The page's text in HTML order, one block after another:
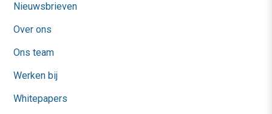
Nieuwsbrieven
Over ons
Ons team
Werken bij
Whitepapers